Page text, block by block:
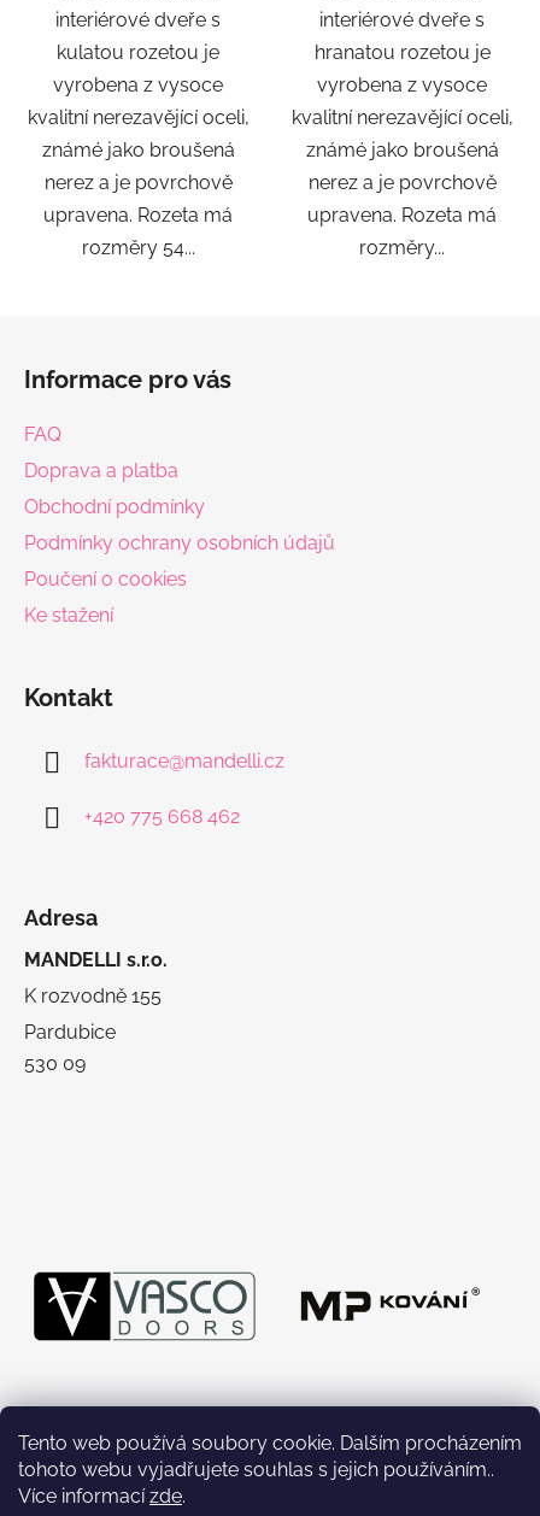
Tento web používá soubory cookie. Dalším procházením
tohoto webu vyjadřujete souhlas s jejich používáním..
Více informacízde.
interiérové ​​dveře s
kulatou rozetou je
vyrobena z vysoce
kvalitní nerezavějící oceli,
známé jako broušená
nerez a je povrchově
upravena. Rozeta má
rozměry 54...
interiérové ​​dveře s
hranatou rozetou je
vyrobena z vysoce
kvalitní nerezavějící oceli,
známé jako broušená
nerez a je povrchově
upravena. Rozeta má
rozměry...
Informace pro vás
FAQ
Doprava a platba
Obchodní podmínky
Podmínky ochrany osobních údajů
Poučení o cookies
Ke stažení
Kontakt
fakturace@mandelli.cz
+420 775 668 462
Adresa
MANDELLI s.r.o.
K rozvodně 155
Pardubice
530 09